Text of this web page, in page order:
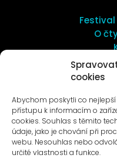
cookies
Abychom poskytli co
přístupu k informacím o
cookies. Souhlas s těmito
údaje, jako je chování při
webu. Nesouhlas nebo
určité vlastnosti a funkce.
O
O